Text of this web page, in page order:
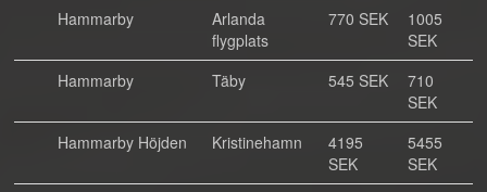
Hammarby
Arlanda
flygplats
770 SEK
1005
SEK
Hammarby
Täby 545 SEK
710
SEK
Hammarby Höjden
Kristinehamn
4195
SEK
5455
SEK